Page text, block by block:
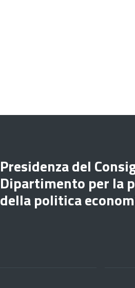
Presidenza del
Dipartimento per la
della politica